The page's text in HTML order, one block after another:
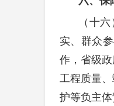
（十
实、群众
作，省级
工程质量
护等负主